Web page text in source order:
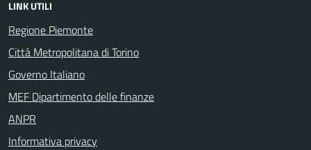
LINK UTILI
Regione Piemonte
Città Metropolitana di Torino
Governo Italiano
MEF Dipartimento delle finanze
ANPR
Informativa privacy